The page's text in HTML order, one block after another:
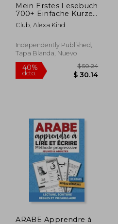
40%
dcto. $ 30.14
Mein Erstes Lesebuch
700+ Einfache Kurze
Sätze Kinder Lernen
Lesen Deutsche
Lesen lernen leicht
gemacht Montessori
Alemán)
Club, Alexa Kind
Independently Published,
Tapa Blanda, Nuevo
ARABE Apprendre à